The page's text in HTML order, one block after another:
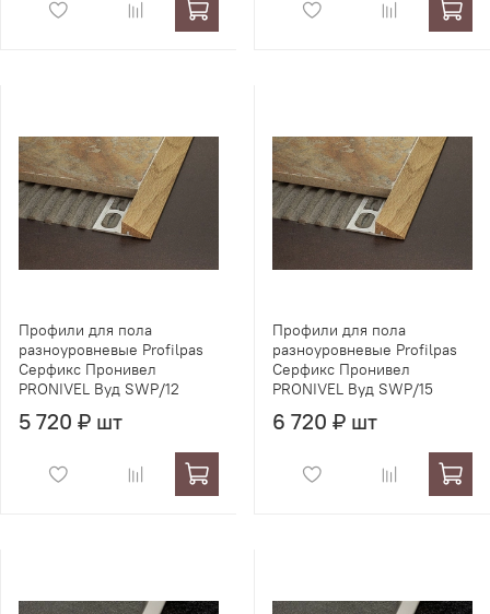
Профили для пола
разноуровневые Profilpas
Серфикс Пронивел
PRONIVEL Вуд SWP/12
5 720 ₽ шт
Профили для пола
разноуровневые Profilpas
Серфикс Пронивел
PRONIVEL Вуд SWP/15
6 720 ₽ шт